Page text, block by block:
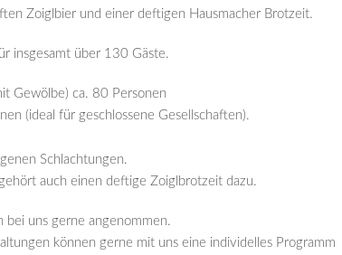
Zoiglbier und einer deftigen Hausmacher Brotzeit.
insgesamt über 130 Gäste.
Gewölbe) ca. 80 Personen
(ideal für geschlossene Gesellschaften).
Schlachtungen.
auch einen deftige Zoiglbrotzeit dazu.
bei uns gerne angenommen.
können gerne mit uns eine individelles Programm